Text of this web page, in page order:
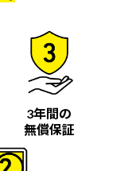
3年間の
無償保証